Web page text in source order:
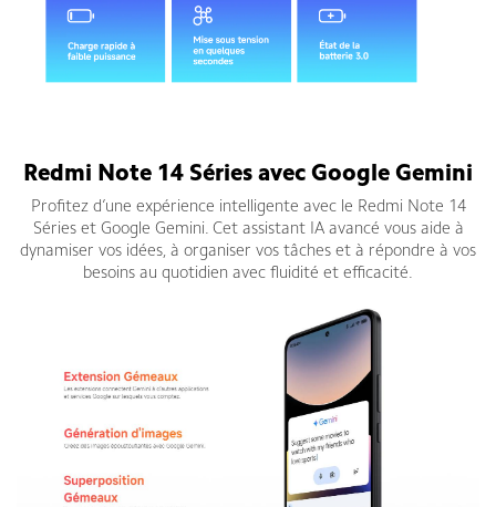
Redmi Note 14 Séries avec Google Gemini
Profitez d’une expérience intelligente avec le Redmi Note 14
Séries et Google Gemini. Cet assistant IA avancé vous aide à
dynamiser vos idées, à organiser vos tâches et à répondre à vos
besoins au quotidien avec fluidité et efficacité.